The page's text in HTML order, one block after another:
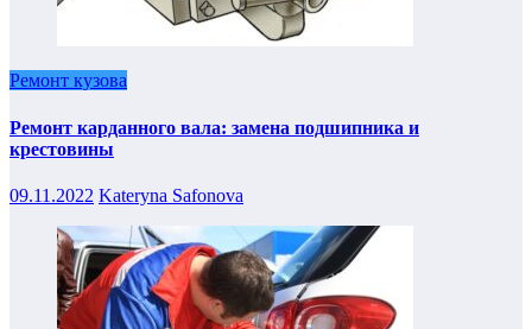
Ремонт кузова
Ремонт карданного вала: замена подшипника и
крестовины
09.11.2022 Kateryna Safonova